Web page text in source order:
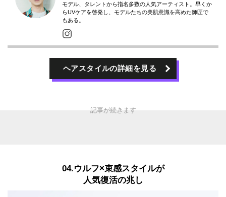
モデル、タレントから指名多数の人気アーティスト。早くか
らUVケアを啓発し、モデルたちの美肌意識を高めた師匠で
もある。
ヘアスタイルの詳細を見る
04.ウルフ×束感スタイルが
人気復活の兆し